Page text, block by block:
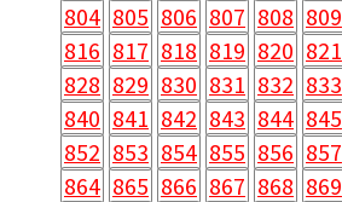
804 805 806 807 808 809
816 817 818 819 820 821
828 829 830 831 832 833
840 841 842 843 844 845
852 853 854 855 856 857
864 865 866 867 868 869